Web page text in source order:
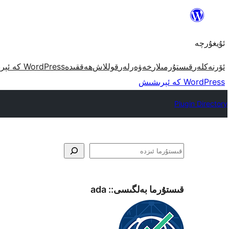
مەزمۇنغا
ئۇيغۇرچە
ئۆرنەكلەر قىستۇرمىلار خەۋەرلەر قوللاشھەققىدەWordPress كە ئېرىشىش
WordPress كە ئېرىشىش
Plugin Directory
ئىزدە
قىستۇرما بەلگىسى:: ada